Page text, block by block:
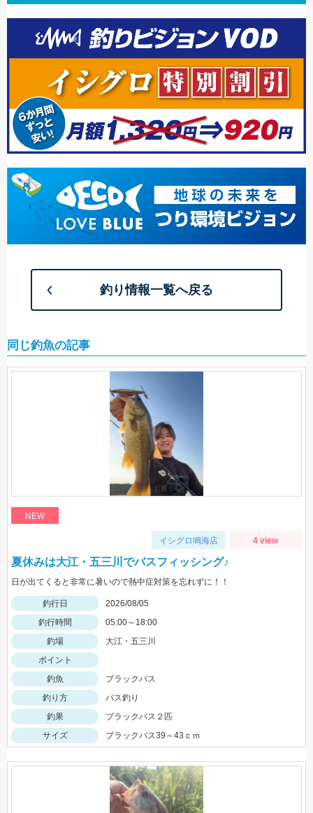
釣り情報一覧へ戻る
同じ釣魚の記事
NEW
イシグロ鳴海店 4 view
夏休みは大江・五三川でバスフィッシング♪
日が出てくると非常に暑いので熱中症対策を忘れずに！！
釣行日
2026/08/05
釣行時間
05:00～18:00
釣場
大江・五三川
ポイント
釣魚
ブラックバス
釣り方
バス釣り
釣果
ブラックバス２匹
サイズ
ブラックバス39～43ｃｍ